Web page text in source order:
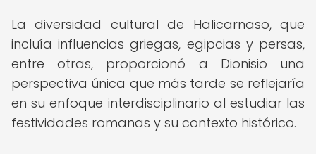
La diversidad cultural de Halicarnaso, que
incluía influencias griegas, egipcias y persas,
entre otras, proporcionó a Dionisio una
perspectiva única que más tarde se reflejaría
en su enfoque interdisciplinario al estudiar las
festividades romanas y su contexto histórico.